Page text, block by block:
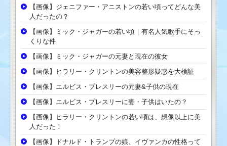
【画像】ジェニファー・アニストンの若い頃ってどんな美
人だったの？
【画像】ミック・ジャガーの若い頃｜有名人気歌手にそっ
くりな件
【画像】ミック・ジャガーの元妻と現在の彼女
【画像】ヒラリー・クリントンの美容整形疑惑を大検証
【画像】エルビス・プレスリーの元妻&子供の現在
【画像】エルビス・プレスリーに妻・子供はいたの？
【画像】ヒラリー・クリントンの若い頃は、想像以上に美
人だった！
【画像】ドナルド・トランプの娘、イヴァンカの性格って